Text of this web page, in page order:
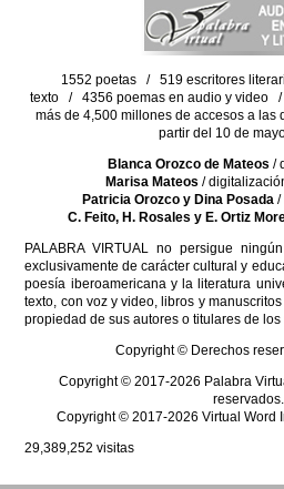
1552 poetas / 519 escritores
texto / 4356 poemas en audio y video
más de 4,500 millones de accesos a las
partir del 10 de
Blanca Orozco de Mateos /
Marisa Mateos /
Patricia Orozco y Dina Posada/
C. Feito, H. Rosales y E. Ortiz
PALABRA VIRTUAL no persigue
exclusivamente de carácter cultural y
poesía iberoamericana y la literatura
texto, con voz y video, libros y
propiedad de sus autores o titulares de los
Copyright © Derechos
Copyright © 2017-2026 Palabra
reservados.
Copyright © 2017-2026 Virtual Word
29,389,252 visitas